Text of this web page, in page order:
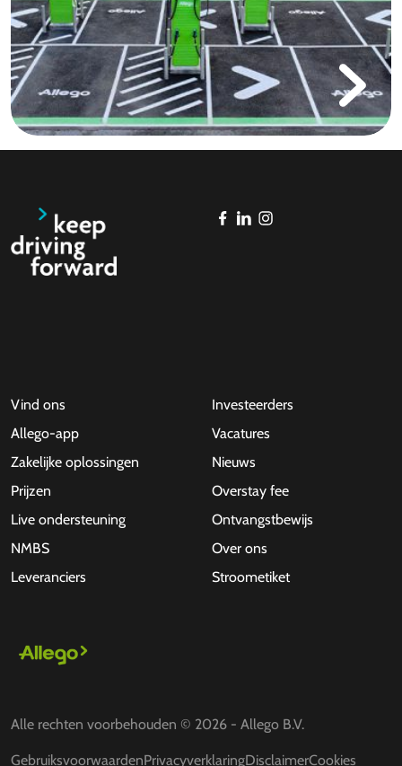
Vind ons
Allego-app
Zakelijke oplossingen
Prijzen
Live ondersteuning
NMBS
Leveranciers
Investeerders
Vacatures
Nieuws
Overstay fee
Ontvangstbewijs
Over ons
Stroometiket
Alle rechten voorbehouden © 2026 - Allego B.V.
GebruiksvoorwaardenPrivacyverklaringDisclaimerCookies